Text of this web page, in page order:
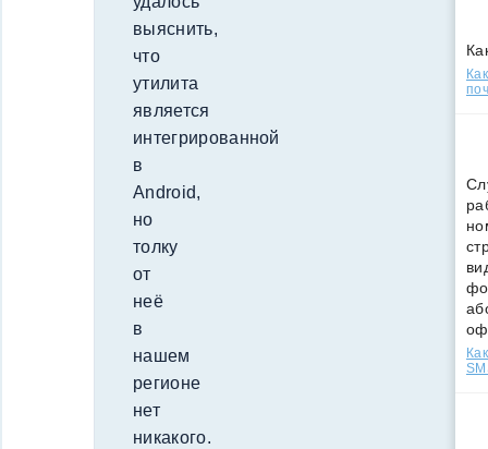
выяснить,
что
утилита
является
интегрированной
в
Android,
но
толку
от
неё
в
нашем
регионе
нет
никакого.